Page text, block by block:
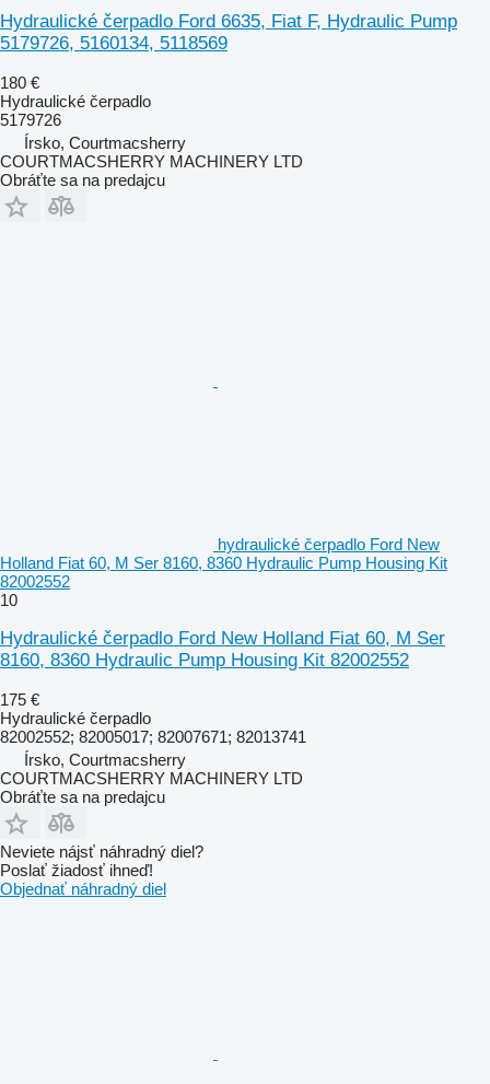
Hydraulické čerpadlo Ford 6635, Fiat F, Hydraulic Pump
5179726, 5160134, 5118569
180 €
Hydraulické čerpadlo
5179726
Írsko, Courtmacsherry
COURTMACSHERRY MACHINERY LTD
Obráťte sa na predajcu
hydraulické čerpadlo Ford New
Holland Fiat 60, M Ser 8160, 8360 Hydraulic Pump Housing Kit
82002552
10
Hydraulické čerpadlo Ford New Holland Fiat 60, M Ser
8160, 8360 Hydraulic Pump Housing Kit 82002552
175 €
Hydraulické čerpadlo
82002552; 82005017; 82007671; 82013741
Írsko, Courtmacsherry
COURTMACSHERRY MACHINERY LTD
Obráťte sa na predajcu
Neviete nájsť náhradný diel?
Poslať žiadosť ihneď!
Objednať náhradný diel